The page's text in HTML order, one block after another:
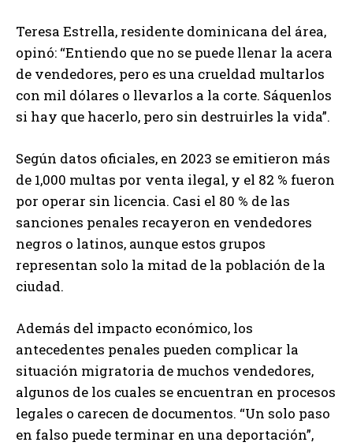
Teresa Estrella, residente dominicana del área,
opinó: “Entiendo que no se puede llenar la acera
de vendedores, pero es una crueldad multarlos
con mil dólares o llevarlos a la corte. Sáquenlos
si hay que hacerlo, pero sin destruirles la vida”.
Según datos oficiales, en 2023 se emitieron más
de 1,000 multas por venta ilegal, y el 82 % fueron
por operar sin licencia. Casi el 80 % de las
sanciones penales recayeron en vendedores
negros o latinos, aunque estos grupos
representan solo la mitad de la población de la
ciudad.
Además del impacto económico, los
antecedentes penales pueden complicar la
situación migratoria de muchos vendedores,
algunos de los cuales se encuentran en procesos
legales o carecen de documentos. “Un solo paso
en falso puede terminar en una deportación”,